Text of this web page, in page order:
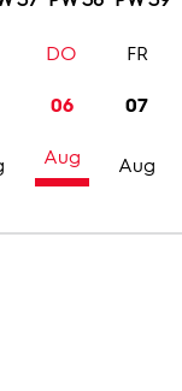
06
Aug
DO
07
Aug
FR